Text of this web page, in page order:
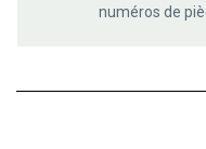
numéros de